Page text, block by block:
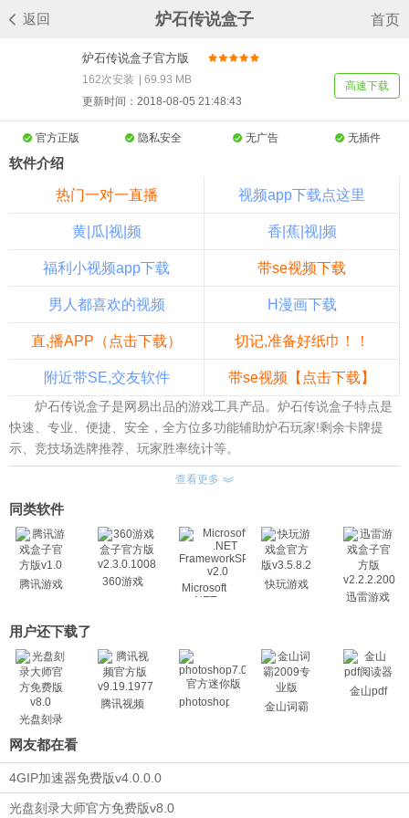
返回 炉石传说盒子 首页
高速下载
炉石传说盒子官方版
v3.0
162次安装
69.93 MB
更新时间：2018-08-05 21:48:43
官方正版 隐私安全 无广告 无插件
软件介绍
热门一对一直播 视频app下载点这里
黄|瓜|视|频 香|蕉|视|频
福利小视频app下载 带se视频下载
男人都喜欢的视频 H漫画下载
直,播APP（点击下载） 切记,准备好纸巾！！
附近带SE,交友软件 带se视频【点击下载】
炉石传说盒子是网易出品的游戏工具产品。炉石传说盒子特点是
快速、专业、便捷、安全，全方位多功能辅助炉石玩家!剩余卡牌提
示、竞技场选牌推荐、玩家胜率统计等。
推荐卡组及一键导入、卡组收藏、图文战斗回放!炉石传说盒子电
炉石传说盒子主要功能：
1、剩余卡牌提示器 对战中全自动实时显示玩家剩余卡牌情况，
帮助您决策出牌思路。知己知彼，方能决胜千里。
2、竞技场选牌推荐器 精心整理国内外顶尖高手的卡牌排名与推
3、玩家胜率统计 全自动收集您的战斗记录，实时反馈您所选职
业、对阵职业的胜率。胜负场次，职业详细，尽在掌握。
炉石传说盒子安装问题：
安装问题一：盒子启动失败
把你安装目录的C:\Program Files (x86)\HSA 文件夹复制到桌面
上 运行HSAng.exe更新 更新完在复制回去就好了
Program Files (x86)有权限的 你要让你的HSA文件夹获取管理员
权限才行 否则就用我的方法试试
查看更多
同类软件
腾讯游戏
360游戏
Microsoft
.NET
快玩游戏
迅雷游戏
用户还下载了
光盘刻录
大师
腾讯视频 photoshop7.0 金山词霸
金山pdf
网友都在看
4GIP加速器免费版v4.0.0.0
光盘刻录大师官方免费版v8.0